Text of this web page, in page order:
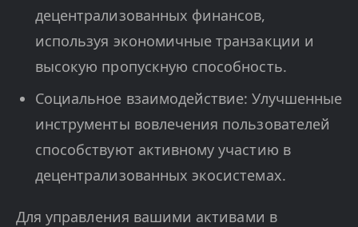
децентрализованных финансов,
используя экономичные транзакции и
высокую пропускную способность.
Социальное взаимодействие: Улучшенные
инструменты вовлечения пользователей
способствуют активному участию в
децентрализованных экосистемах.
Для управления вашими активами в